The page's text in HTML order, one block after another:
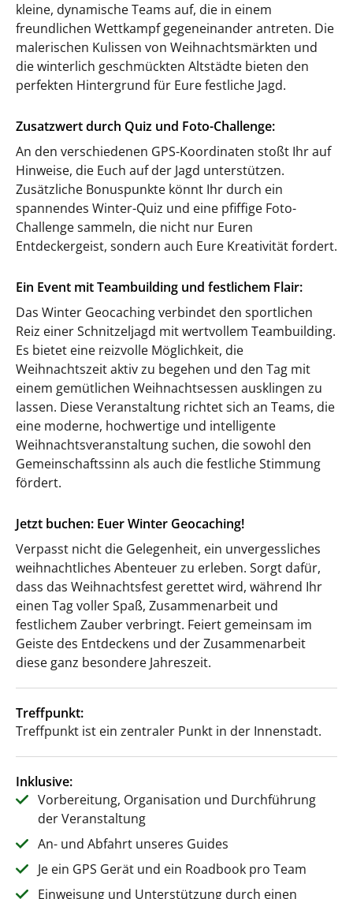
kleine, dynamische Teams auf, die in einem
freundlichen Wettkampf gegeneinander antreten. Die
malerischen Kulissen von Weihnachtsmärkten und
die winterlich geschmückten Altstädte bieten den
perfekten Hintergrund für Eure festliche Jagd.
Zusatzwert durch Quiz und Foto-Challenge:
An den verschiedenen GPS-Koordinaten stoßt Ihr auf
Hinweise, die Euch auf der Jagd unterstützen.
Zusätzliche Bonuspunkte könnt Ihr durch ein
spannendes Winter-Quiz und eine pfiffige Foto-
Challenge sammeln, die nicht nur Euren
Entdeckergeist, sondern auch Eure Kreativität fordert.
Ein Event mit Teambuilding und festlichem Flair:
Das Winter Geocaching verbindet den sportlichen
Reiz einer Schnitzeljagd mit wertvollem Teambuilding.
Es bietet eine reizvolle Möglichkeit, die
Weihnachtszeit aktiv zu begehen und den Tag mit
einem gemütlichen Weihnachtsessen ausklingen zu
lassen. Diese Veranstaltung richtet sich an Teams, die
eine moderne, hochwertige und intelligente
Weihnachtsveranstaltung suchen, die sowohl den
Gemeinschaftssinn als auch die festliche Stimmung
fördert.
Jetzt buchen: Euer Winter Geocaching!
Verpasst nicht die Gelegenheit, ein unvergessliches
weihnachtliches Abenteuer zu erleben. Sorgt dafür,
dass das Weihnachtsfest gerettet wird, während Ihr
einen Tag voller Spaß, Zusammenarbeit und
festlichem Zauber verbringt. Feiert gemeinsam im
Geiste des Entdeckens und der Zusammenarbeit
diese ganz besondere Jahreszeit.
Treffpunkt:
Treffpunkt ist ein zentraler Punkt in der Innenstadt.
Inklusive:
Vorbereitung, Organisation und Durchführung
der Veranstaltung
An- und Abfahrt unseres Guides
Je ein GPS Gerät und ein Roadbook pro Team
Einweisung und Unterstützung durch einen